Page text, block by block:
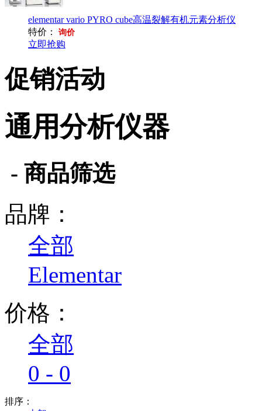
elementar vario PYRO cube高温裂解有机元素分析仪
特价：
询价
立即抢购
促销活动
通用分析仪器
- 商品筛选
品牌：
全部
Elementar
价格：
全部
0 - 0
排序：